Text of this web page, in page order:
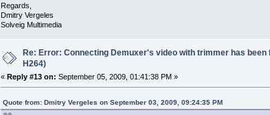
Regards,
Dmitry Vergeles
Solveig Multimedia
Re: Error: Connecting Demuxer's video with trimmer has been
H264)
« Reply #13 on: September 05, 2009, 01:41:38 PM »
Quote from: Dmitry Vergeles on September 03, 2009, 09:24:35 PM